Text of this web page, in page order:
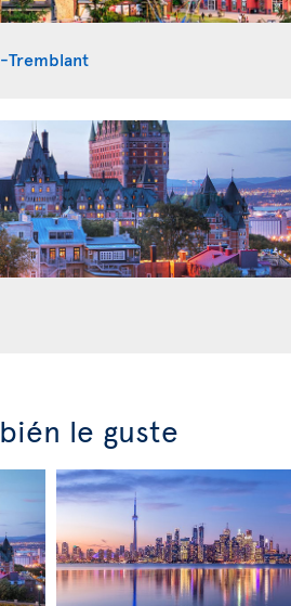
Tremblant
le guste